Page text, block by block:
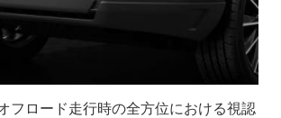
フロード走行時の全方位における視認